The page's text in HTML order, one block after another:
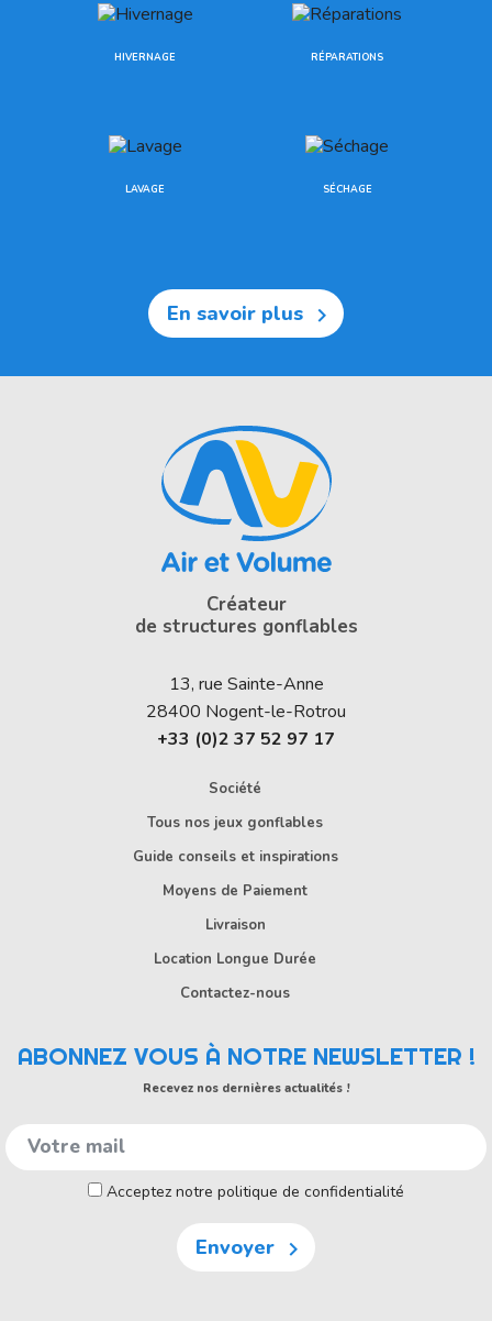
HIVERNAGE RÉPARATIONS
LAVAGE SÉCHAGE
En savoir plus 
Créateur
de structures gonflables
13, rue Sainte-Anne
28400 Nogent-le-Rotrou
+33 (0)2 37 52 97 17
Société
Tous nos jeux gonflables
Guide conseils et inspirations
Moyens de Paiement
Livraison
Location Longue Durée
Contactez-nous
ABONNEZ VOUS À NOTRE NEWSLETTER !
Recevez nos dernières actualités !
Acceptez notre politique de confidentialité
Envoyer 